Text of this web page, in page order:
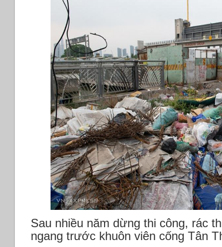
Sau nhiều năm dừng thi công, rác
ngang trước khuôn viên cống Tân